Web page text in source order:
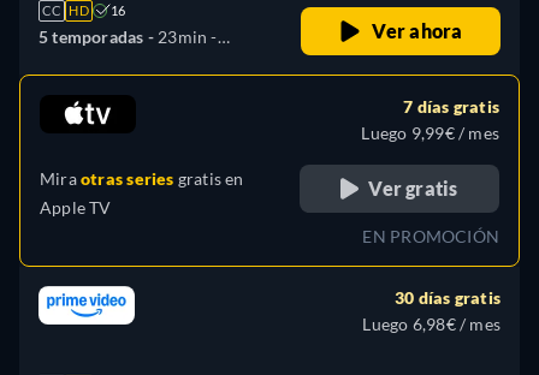
CC HD 16
5 temporadas - 23min -
Ver ahora
Miraotras series gratis en
Apple TV
7 días gratis
Luego 9,99€ / mes
Ver gratis
EN PROMOCIÓN
30 días gratis
Luego 6,98€ / mes